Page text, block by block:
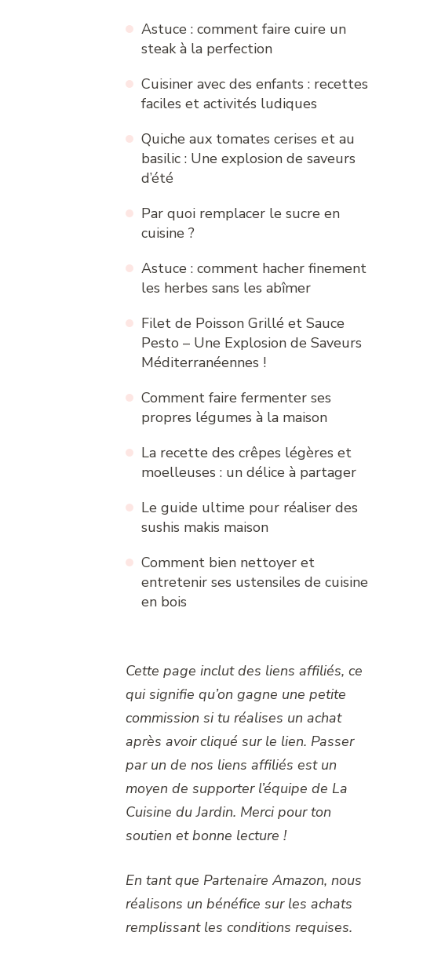
Astuce : comment faire cuire un
steak à la perfection
Cuisiner avec des enfants : recettes
faciles et activités ludiques
Quiche aux tomates cerises et au
basilic : Une explosion de saveurs
d’été
Par quoi remplacer le sucre en
cuisine ?
Astuce : comment hacher finement
les herbes sans les abîmer
Filet de Poisson Grillé et Sauce
Pesto – Une Explosion de Saveurs
Méditerranéennes !
Comment faire fermenter ses
propres légumes à la maison
La recette des crêpes légères et
moelleuses : un délice à partager
Le guide ultime pour réaliser des
sushis makis maison
Comment bien nettoyer et
entretenir ses ustensiles de cuisine
en bois
Cette page inclut des liens affiliés, ce
qui signifie qu’on gagne une petite
commission si tu réalises un achat
après avoir cliqué sur le lien. Passer
par un de nos liens affiliés est un
moyen de supporter l’équipe de La
Cuisine du Jardin. Merci pour ton
soutien et bonne lecture !
En tant que Partenaire Amazon, nous
réalisons un bénéfice sur les achats
remplissant les conditions requises.